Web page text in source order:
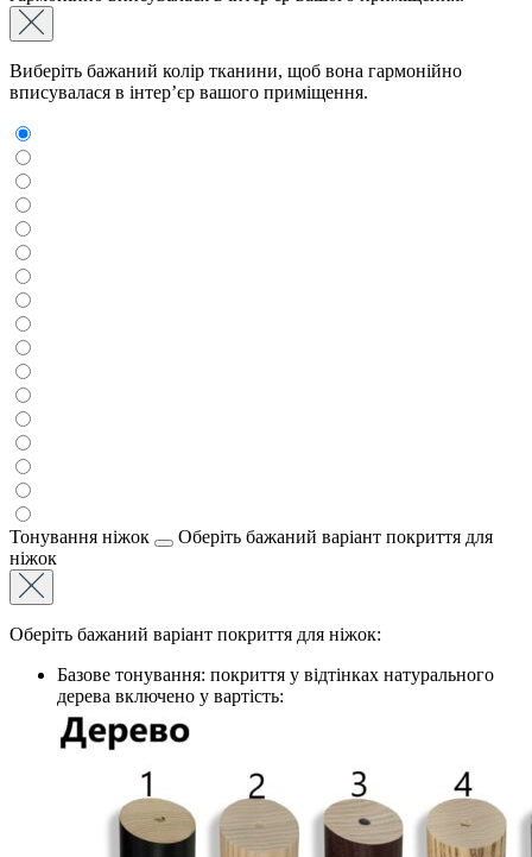
Виберіть бажаний колір тканини, щоб вона гармонійно
вписувалася в інтер’єр вашого приміщення.
Тонування ніжок
Оберіть бажаний варіант покриття для
ніжок
Оберіть бажаний варіант покриття для ніжок:
Базове тонування: покриття у відтінках натурального
дерева включено у вартість: